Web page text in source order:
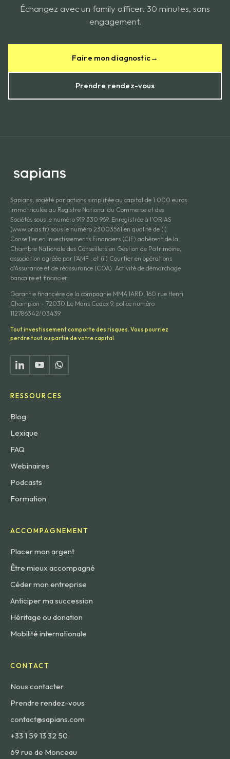
Échangez avec un family officer. 30 minutes, sans
engagement.
Faire mon diagnostic→
Prendre rendez-vous
Sapians, société par actions simplifiée au capital de 1.000 euros
immatriculée au Registre National du Commerce et des
Sociétés sous le numéro 919 330 969. Enregistrée à l'ORIAS
(www.orias.fr) sous le numéro 23003561 en qualité de (i)
Conseiller en Investissements Financiers (CIF) adhérent de la
Chambre Nationale des Conseillers en Gestion de Patrimoine,
association agréée par l'AMF ; et (ii) Courtier en opérations
d'Assurance et de réassurance (COA). Activité de démarchage
bancaire et financier.
Garantie financière de la compagnie MMA IARD, 160 rue Henri
Champion - 72030 Le Mans Cedex 9, police numéro
112786342/03439.
Tout investissement comporte des risques. Vous pourriez
perdre tout ou partie de votre capital.
RESSOURCES
Blog
Lexique
FAQ
Webinaires
Podcasts
Formation
ACCOMPAGNEMENT
Placer mon argent
Être mieux accompagné
Céder mon entreprise
Anticiper ma succession
Héritage ou donation
Mobilité internationale
CONTACT
Nous contacter
Prendre rendez-vous
contact@sapians.com
+33 1 59 13 32 50
69 rue de Monceau